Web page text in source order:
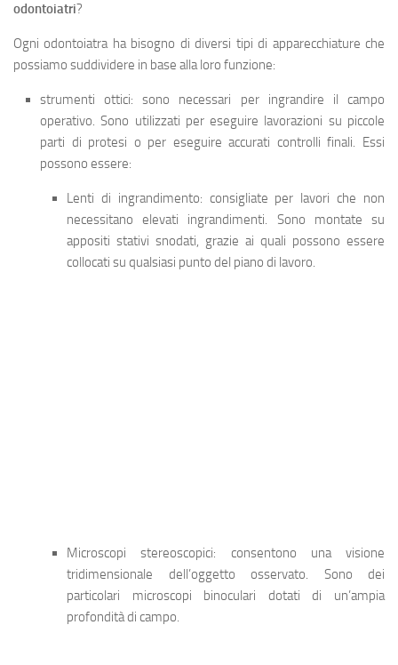
odontoiatri?
Ogni odontoiatra ha bisogno di diversi tipi di apparecchiature che
possiamo suddividere in base alla loro funzione:
strumenti ottici: sono necessari per ingrandire il campo
operativo. Sono utilizzati per eseguire lavorazioni su piccole
parti di protesi o per eseguire accurati controlli finali. Essi
possono essere:
Lenti di ingrandimento: consigliate per lavori che non
necessitano elevati ingrandimenti. Sono montate su
appositi stativi snodati, grazie ai quali possono essere
collocati su qualsiasi punto del piano di lavoro.
Microscopi stereoscopici: consentono una visione
tridimensionale dell’oggetto osservato. Sono dei
particolari microscopi binoculari dotati di un’ampia
profondità di campo.